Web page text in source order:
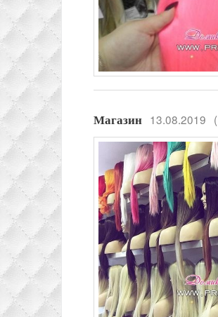
Магазин 13.08.2019 (